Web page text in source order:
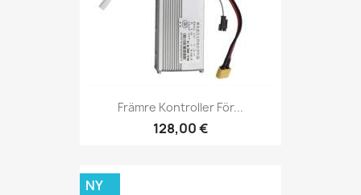
Främre Kontroller För...
128,00 €
NY